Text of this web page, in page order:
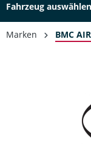
Fahrzeug auswählen
Marken BMC